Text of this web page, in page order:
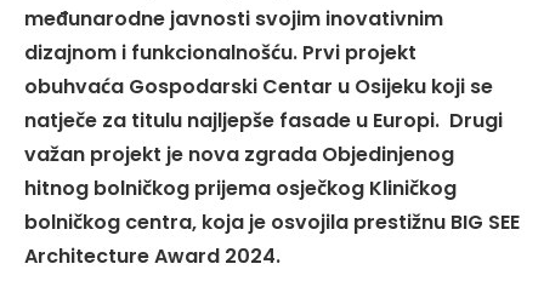
međunarodne javnosti svojim inovativnim
dizajnom i funkcionalnošću. Prvi projekt
obuhvaća Gospodarski Centar u Osijeku koji se
natječe za titulu najljepše fasade u Europi. Drugi
važan projekt je nova zgrada Objedinjenog
hitnog bolničkog prijema osječkog Kliničkog
bolničkog centra, koja je osvojila prestižnu BIG SEE
Architecture Award 2024.